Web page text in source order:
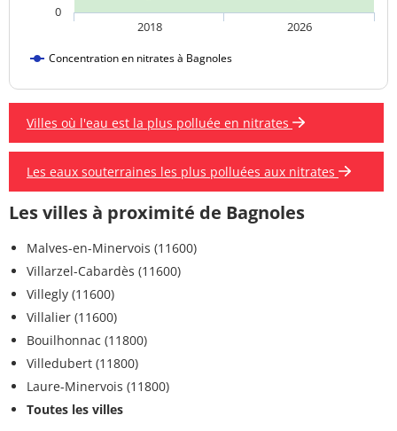
Concentration en nitrates à Bagnoles
2018 2026
0
Villes où l'eau est la plus polluée en nitrates
Les eaux souterraines les plus polluées aux nitrates
Les villes à proximité de Bagnoles
Malves-en-Minervois (11600)
Villarzel-Cabardès (11600)
Villegly (11600)
Villalier (11600)
Bouilhonnac (11800)
Villedubert (11800)
Laure-Minervois (11800)
Toutes les villes